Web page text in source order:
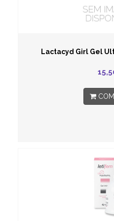
Lactacyd Girl Gel